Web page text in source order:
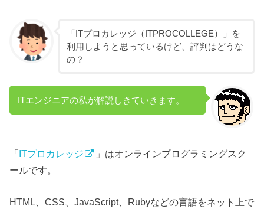
「ITプロカレッジ（ITPROCOLLEGE）」を
利用しようと思っているけど、評判はどうな
の？
ITエンジニアの私が解説しきていきます。
「ITプロカレッジ
」はオンラインプログラミングスク
ールです。
HTML、CSS、JavaScript、Rubyなどの言語をネット上で